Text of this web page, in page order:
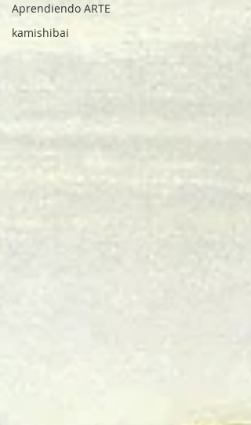
Aprendiendo ARTE
kamishibai